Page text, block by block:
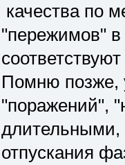
качества по
"пережимов" в
Помню позже,
"поражений",
длительными,
отпускания